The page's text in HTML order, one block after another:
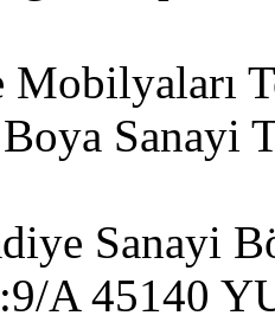
Mobilyaları
Sanayi
Sanayi
A 45140